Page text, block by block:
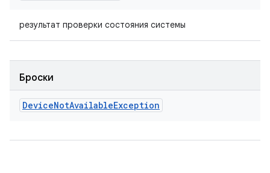
результат проверки состояния системы
Броски
DeviceNotAvailableException